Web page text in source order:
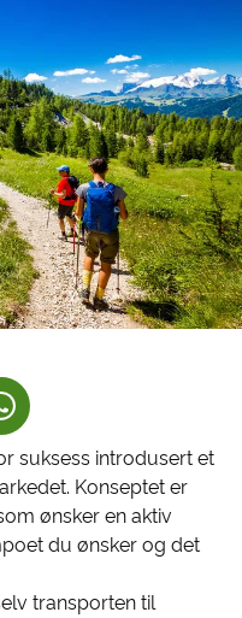
I NY FANE)
(LENKE ÅPNES I NY FANE)
suksess introdusert et
Konseptet er
ønsker en aktiv
du ønsker og det
transporten til